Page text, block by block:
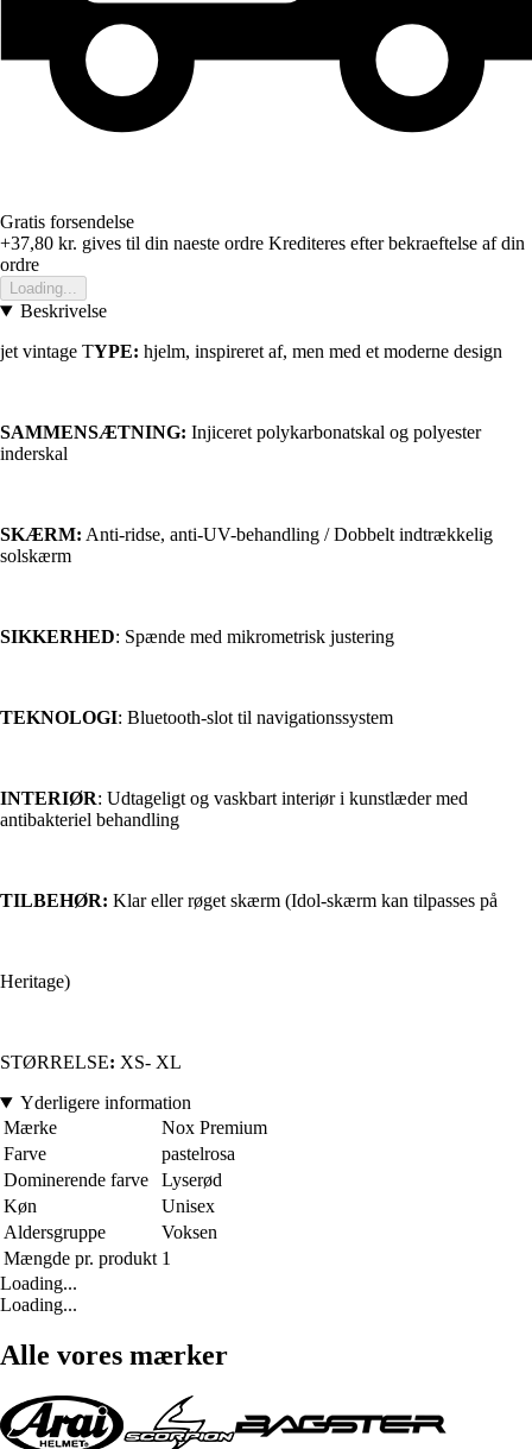
Gratis forsendelse
+37,80 kr. gives til din naeste ordre Krediteres efter bekraeftelse af din
ordre
Loading...
Beskrivelse
jet vintage TYPE: hjelm, inspireret af, men med et moderne design
SAMMENSÆTNING: Injiceret polykarbonatskal og polyester
inderskal
SKÆRM: Anti-ridse, anti-UV-behandling / Dobbelt indtrækkelig
solskærm
SIKKERHED: Spænde med mikrometrisk justering
TEKNOLOGI: Bluetooth-slot til navigationssystem
INTERIØR: Udtageligt og vaskbart interiør i kunstlæder med
antibakteriel behandling
TILBEHØR: Klar eller røget skærm (Idol-skærm kan tilpasses på
Heritage)
STØRRELSE: XS- XL
Yderligere information
Mærke
Nox Premium
Farve
pastelrosa
Dominerende farve
Lyserød
Køn
Unisex
Aldersgruppe
Voksen
Mængde pr. produkt 1
Loading...
Loading...
Alle vores mærker